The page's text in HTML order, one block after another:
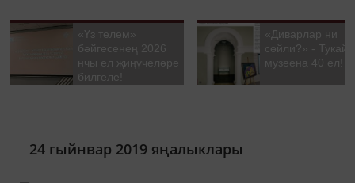
«Үз телем»
бәйгесенең 2026
нчы ел җиңүчеләре
билгеле!
«Диварлар ни
сөйли?» - Тукай
музеена 40 ел!
24 гыйнвар 2019 яңалыклары